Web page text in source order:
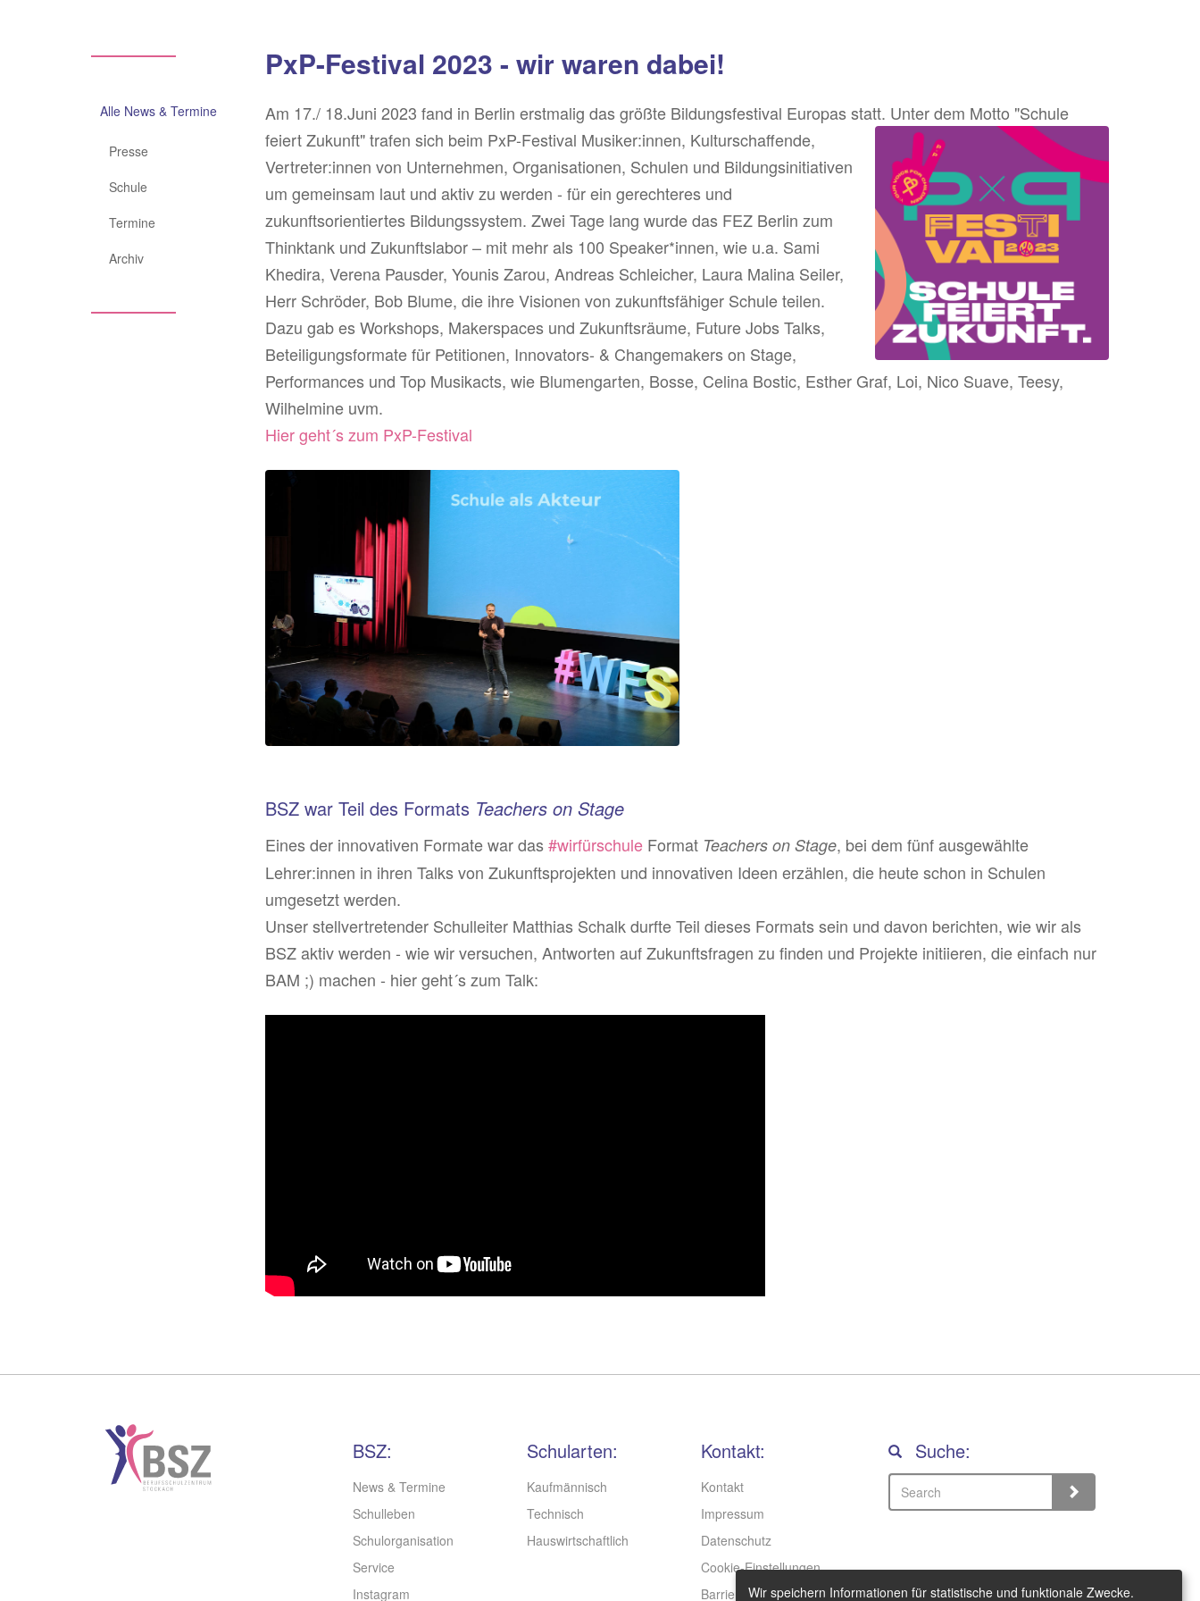
Alle News & Termine
Presse
Schule
Termine
Archiv
PxP-Festival 2023 - wir waren dabei!
​Am 17./ 18.Juni 2023 fand in Berlin erstmalig das größte Bildungsfestival Europas statt. Unter dem Motto "Schule
feiert Zukunft" trafen sich beim PxP-Festival Musiker:innen, Kulturschaffende,
Vertreter:innen von Unternehmen, Organisationen, Schulen und Bildungsinitiativen
um gemeinsam laut und aktiv zu werden - für ein gerechteres und
zukunftsorientiertes Bildungssystem. Zwei Tage lang wurde das FEZ Berlin zum
Thinktank und Zukunftslabor – mit mehr als 100 Speaker*innen, wie u.a. Sami
Khedira, Verena Pausder, Younis Zarou, Andreas Schleicher, Laura Malina Seiler,
Herr Schröder, Bob Blume, die ihre Visionen von zukunftsfähiger Schule teilen.
Dazu gab es Workshops, Makerspaces und Zukunftsräume, Future Jobs Talks,
Beteiligungsformate für Petitionen, Innovators- & Changemakers on Stage,
Performances und Top Musikacts, wie Blumengarten, Bosse, Celina Bostic, Esther Graf, Loi, Nico Suave, Teesy,
Wilhelmine uvm.
Hier geht´s zum PxP-Festival
BSZ war Teil des Formats Teachers on Stage
Eines der innovativen Formate war das #wirfürschule Format Teachers on Stage, bei dem fünf ausgewählte
Lehrer:innen in ihren Talks von Zukunftsprojekten und innovativen Ideen erzählen, die heute schon in Schulen
umgesetzt werden.
Unser stellvertretender Schulleiter Matthias Schalk durfte Teil dieses Formats sein und davon berichten, wie wir als
BSZ aktiv werden - wie wir versuchen, Antworten auf Zukunftsfragen zu finden und Projekte initiieren, die einfach nur
BAM ;) machen - hier geht´s zum Talk:
BSZ:
News & Termine
Schulleben
Schulorganisation
Service
Instagram
Schularten:
Kaufmännisch
Technisch
Hauswirtschaftlich
Kontakt:
Kontakt
Impressum
Datenschutz
Cookie-Einstellungen
Barrierefreiheit
Suche:
Search Search
Wir speichern Informationen für statistische und funktionale Zwecke.